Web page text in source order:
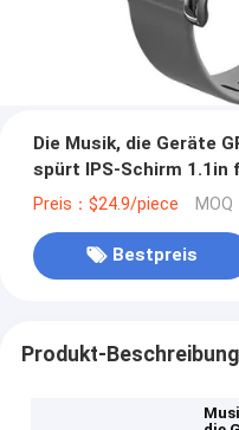
Die Musik, die Geräte
spürt IPS-Schirm 1.1in
Preis：$24.9/piece MOQ
Bestpreis
Produkt-Beschreibung